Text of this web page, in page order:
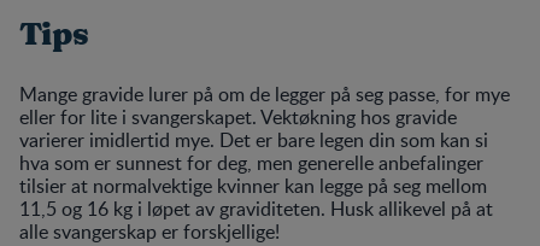
Tips
Mange gravide lurer på om de legger på seg passe, for mye
eller for lite i svangerskapet. Vektøkning hos gravide
varierer imidlertid mye. Det er bare legen din som kan si
hva som er sunnest for deg, men generelle anbefalinger
tilsier at normalvektige kvinner kan legge på seg mellom
11,5 og 16 kg i løpet av graviditeten. Husk allikevel på at
alle svangerskap er forskjellige!